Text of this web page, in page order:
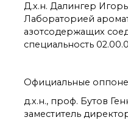
деятельности
Важнейшие
достижения института
Научный Совет РАН
Искусственный
интеллект (ИИ)
в химии
Д.х.н. Далингер
Лабораторией
азотсодержащих
специальность
Официальные
д.х.н., проф. Бутов
заместитель